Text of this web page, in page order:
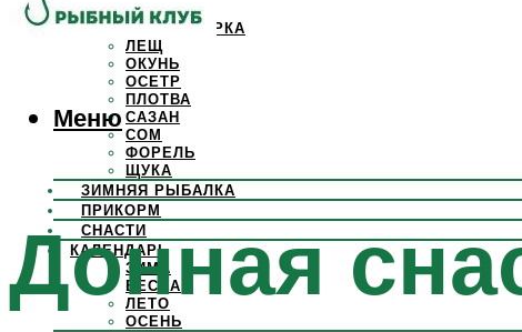
КАРП
КРАСНОПЕРКА
ЛЕЩ
ОКУНЬ
ОСЕТР
ПЛОТВА
САЗАН
СОМ
ФОРЕЛЬ
ЩУКА
ЗИМНЯЯ РЫБАЛКА
ПРИКОРМ
СНАСТИ
КАЛЕНДАРЬ
ЗИМА
ВЕСНА
ЛЕТО
ОСЕНЬ
Меню
Донная